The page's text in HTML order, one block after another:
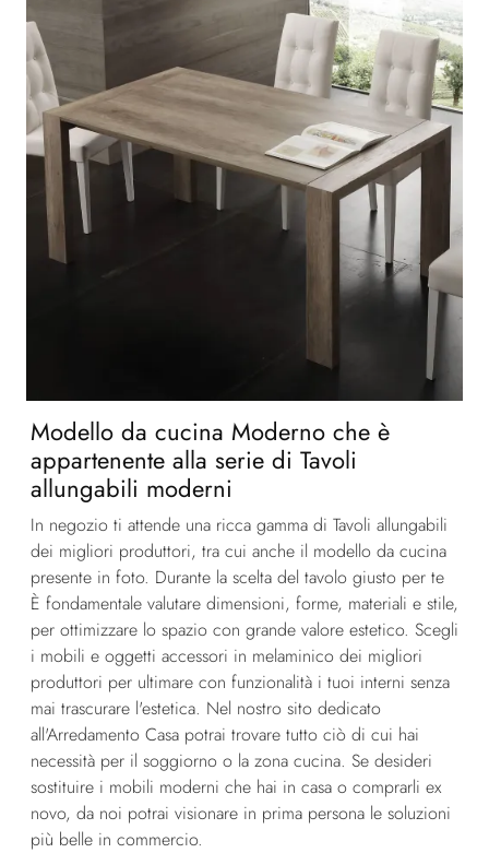
Modello da cucina Moderno che è
appartenente alla serie di Tavoli
allungabili moderni
In negozio ti attende una ricca gamma di Tavoli allungabili
dei migliori produttori, tra cui anche il modello da cucina
presente in foto. Durante la scelta del tavolo giusto per te
È fondamentale valutare dimensioni, forme, materiali e stile,
per ottimizzare lo spazio con grande valore estetico. Scegli
i mobili e oggetti accessori in melaminico dei migliori
produttori per ultimare con funzionalità i tuoi interni senza
mai trascurare l'estetica. Nel nostro sito dedicato
all'Arredamento Casa potrai trovare tutto ciò di cui hai
necessità per il soggiorno o la zona cucina. Se desideri
sostituire i mobili moderni che hai in casa o comprarli ex
novo, da noi potrai visionare in prima persona le soluzioni
più belle in commercio.